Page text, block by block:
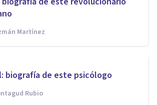
Martínez
biografía de este psicólogo
Rubio